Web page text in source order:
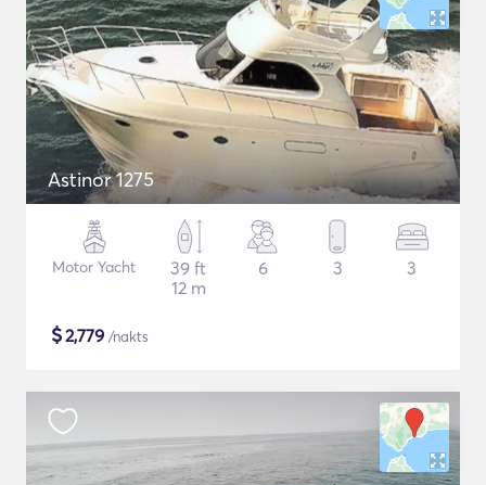
Astinor 1275
Motor Yacht
39 ft
12 m
6 3 3
$2,779 /nakts